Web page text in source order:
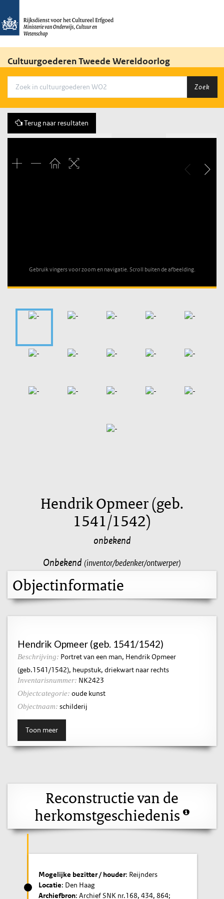
Cultuurgoederen Tweede Wereldoorlog
Zoek
Terug naar resultaten
Gebruik vingers voor zoom en navigatie. Scroll buiten de afbeelding.
Hendrik Opmeer (geb.
1541/1542)
onbekend
Onbekend (inventor/bedenker/ontwerper)
Objectinformatie
Hendrik Opmeer (geb. 1541/1542)
Beschrijving: Portret van een man, Hendrik Opmeer
(geb.1541/1542), heupstuk, driekwart naar rechts
Inventarisnummer: NK2423
Objectcategorie: oude kunst
Objectnaam: schilderij
Toon meer
Reconstructie van de
herkomstgeschiedenis
Mogelijke bezitter / houder: Reijnders
Locatie: Den Haag
Archiefbron: Archief SNK nr.168, 434, 864;